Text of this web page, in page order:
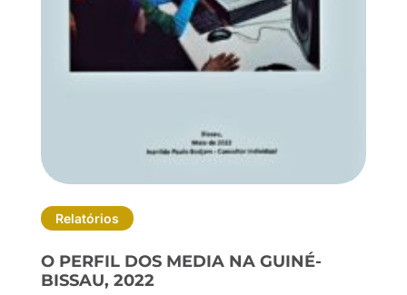
Relatórios
O PERFIL DOS MEDIA NA GUINÉ-
BISSAU, 2022